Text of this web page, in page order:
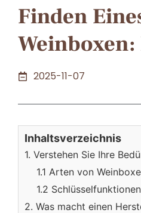
Finden
2025-11-07
Inhaltsverzeichnis
1. Verstehen Sie Ihre
1.1 Arten von
1.2
2. Was macht einen